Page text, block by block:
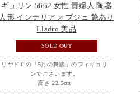
ギュリン 5662 女性 貴婦人 陶器
人形 インテリア オブジェ 艶あり
Lladro 美品
SOLD OUT
リヤドロの「5月の舞踏」のフィギュリ
ンでございます。
高さ 22.5cm